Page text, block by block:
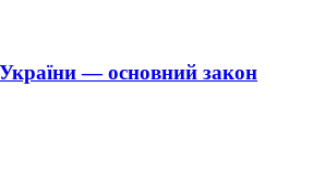
— основний закон